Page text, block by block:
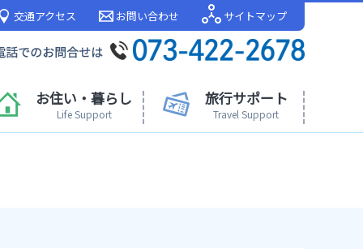
お住い・暮らし
Life Support
旅行サポート
Travel Support
交通アクセス お問い合わせ サイトマップ